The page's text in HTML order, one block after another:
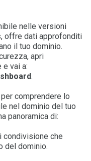
nelle versioni
offre dati approfonditi
il tuo dominio.
apri
e vai a:
.
comprendere lo
nel dominio del tuo
panoramica di:
condivisione che
del dominio.